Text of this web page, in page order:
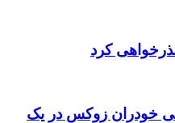
کرد
خودران زوکس در یک